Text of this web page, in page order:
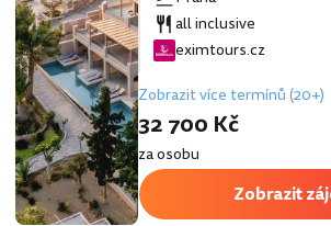
all inclusive
eximtours.cz
Zobrazit více termínů (20+)
32 700 Kč
za osobu
Zobrazit